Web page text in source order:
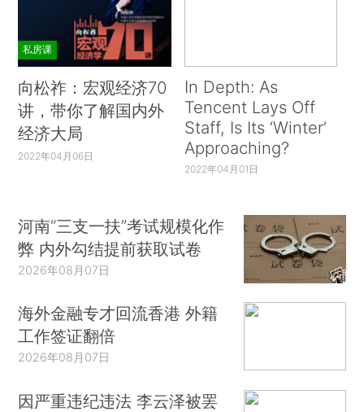
私房课
向松祚：宏观经济70
讲，带你了解国内外
经济大局
2022年04月06日
In Depth: As
Tencent Lays Off
Staff, Is Its ‘Winter’
Approaching?
2022年04月01日
河南“三支一扶”考试规模化作
弊 内外勾结提前获取试卷
2026年08月07日
海外金融专才回流香港 外籍
工作签证翻倍
2026年08月07日
因严重违纪违法 李云泽被罢